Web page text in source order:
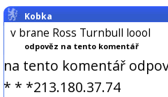
Kobka
v brane Ross Turnbull loool
odpověz na tento komentář
na tento komentář
* * *213.180.37.74